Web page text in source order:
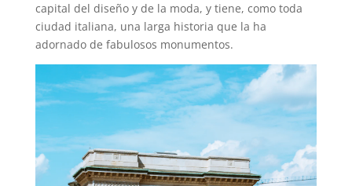
capital del diseño y de la moda, y tiene, como toda
ciudad italiana, una larga historia que la ha
adornado de fabulosos monumentos.